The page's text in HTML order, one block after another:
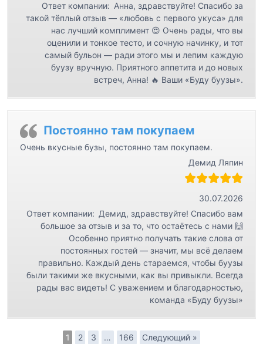
Ответ компании: Анна, здравствуйте! Спасибо за
такой тёплый отзыв — «любовь с первого укуса» для
нас лучший комплимент 😍 Очень рады, что вы
оценили и тонкое тесто, и сочную начинку, и тот
самый бульон — ради этого мы и лепим каждую
буузу вручную. Приятного аппетита и до новых
встреч, Анна! 🔥 Ваши «Буду буузы».
Постоянно там покупаем
Очень вкусные бузы, постоянно там покупаем.
Демид Ляпин
30.07.2026
Ответ компании: Демид, здравствуйте! Спасибо вам
большое за отзыв и за то, что остаётесь с нами 🙌
Особенно приятно получать такие слова от
постоянных гостей — значит, мы всё делаем
правильно. Каждый день стараемся, чтобы буузы
были такими же вкусными, как вы привыкли. Всегда
рады вас видеть! С уважением и благодарностью,
команда «Буду буузы»
1 2 3 … 166 Следующий »